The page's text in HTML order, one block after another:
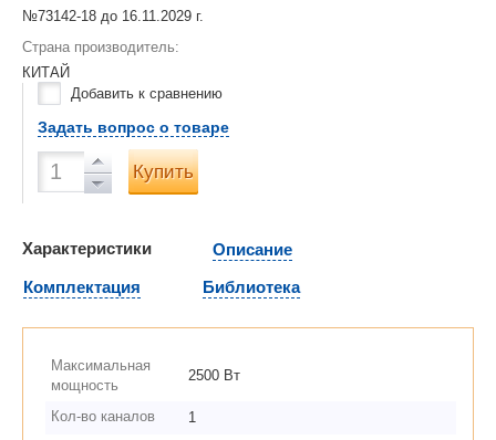
№73142-18 до 16.11.2029 г.
Страна производитель:
КИТАЙ
Добавить к сравнению
Задать вопрос о товаре
Купить
Характеристики
Описание
Комплектация
Библиотека
Максимальная
мощность
2500 Вт
Кол-во каналов
1